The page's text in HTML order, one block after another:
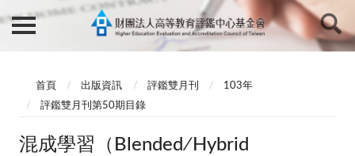
首頁 出版資訊 評鑑雙月刊
103年
評鑑雙月刊第50期目錄
混成學習（Blended∕Hybrid